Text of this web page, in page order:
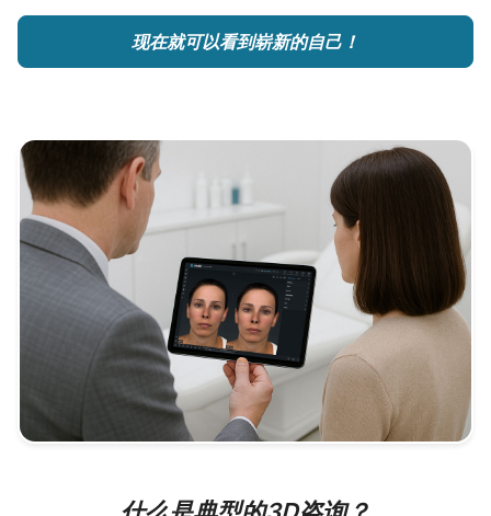
现在就可以看到崭新的自己！